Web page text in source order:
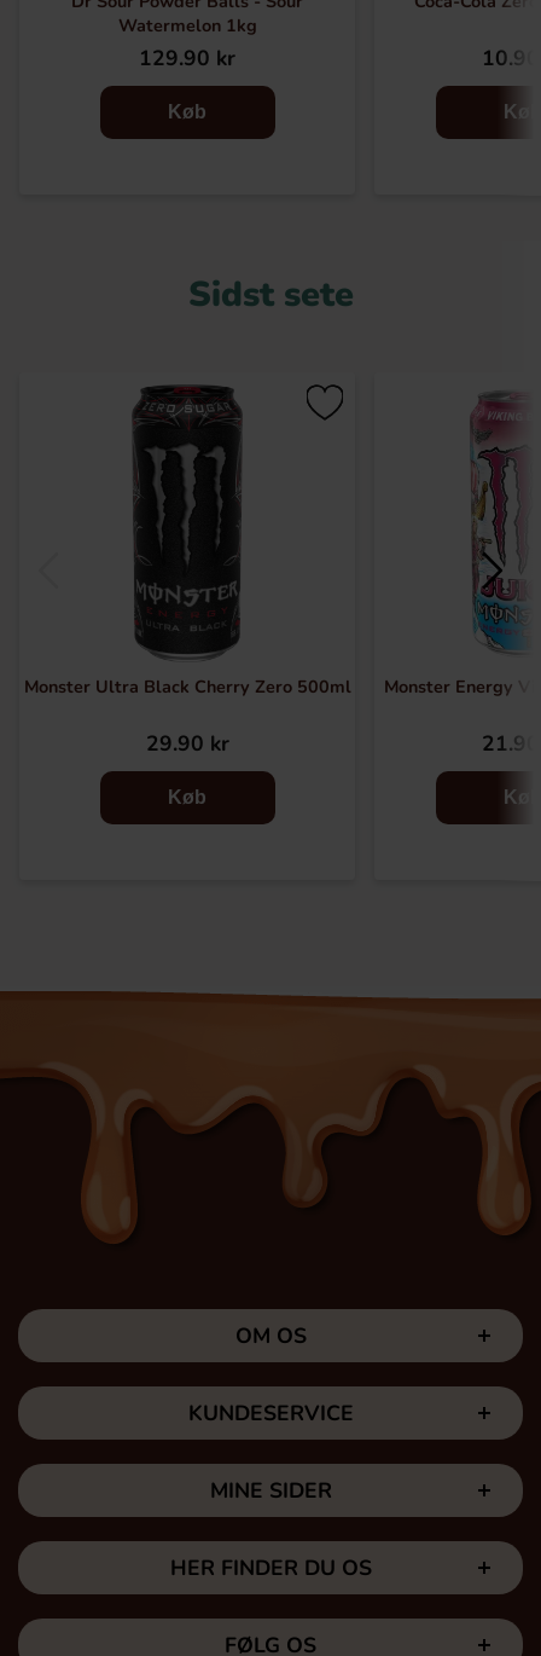
Watermelon 1kg
129.90 kr
Køb Køb
Sidst sete
Monster Ultra Black Cherry Zero 500ml
29.90 kr
Køb
Monster Energy
Køb
OM OS
KUNDESERVICE
MINE SIDER
HER FINDER DU OS
FØLG OS